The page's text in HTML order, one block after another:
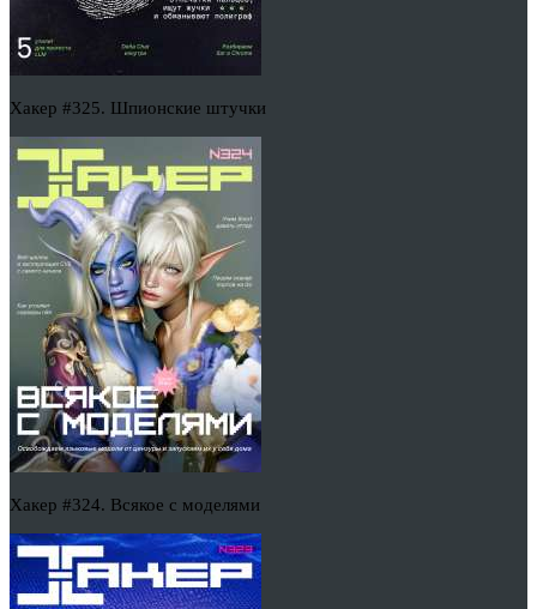
Хакер #325. Шпионские штучки
Хакер #324. Всякое с моделями